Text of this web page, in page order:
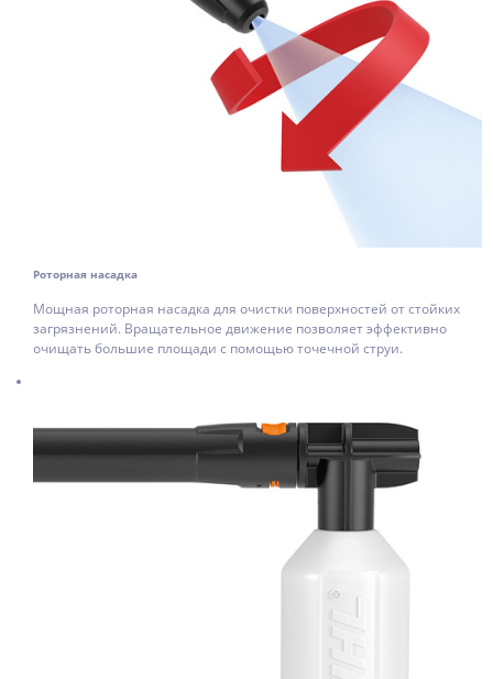
Роторная насадка
Мощная роторная насадка для очистки поверхностей от стойких
загрязнений. Вращательное движение позволяет эффективно
очищать большие площади с помощью точечной струи.